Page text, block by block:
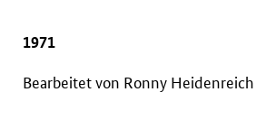
1971
Bearbeitet von Ronny Heidenreich